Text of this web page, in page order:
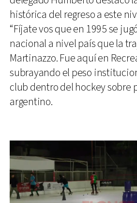
histórica del regreso a este
“Fíjate vos que en 1995 se
nacional a nivel país que la
Martinazzo. Fue aquí en
subrayando el peso
club dentro del hockey sobre
argentino.